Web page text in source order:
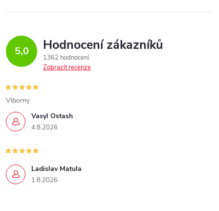
5,0 Hodnocení zákazníků
1362 hodnocení
Zobrazit recenze
Vasyl Ostash
4.8.2026
Viborny
Ladislav Matula
1.8.2026